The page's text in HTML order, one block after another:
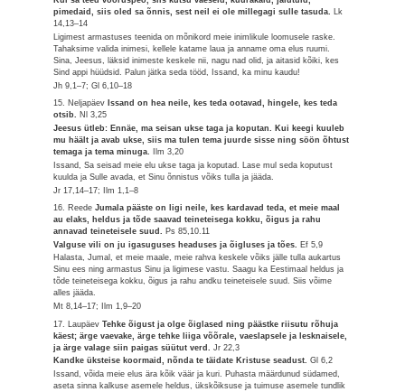
pimedaid, siis oled sa õnnis, sest neil ei ole millegagi sulle tasuda. Lk
14,13–14
Ligimest armastuses teenida on mõnikord meie inimlikule loomusele raske.
Tahaksime valida inimesi, kellele katame laua ja anname oma elus ruumi.
Sina, Jeesus, läksid inimeste keskele nii, nagu nad olid, ja aitasid kõiki, kes
Sind appi hüüdsid. Palun jätka seda tööd, Issand, ka minu kaudu!
Jh 9,1–7; Gl 6,10–18
15. Neljapäev Issand on hea neile, kes teda ootavad, hingele, kes teda
otsib. Nl 3,25
Jeesus ütleb: Ennäe, ma seisan ukse taga ja koputan. Kui keegi kuuleb
mu häält ja avab ukse, siis ma tulen tema juurde sisse ning söön õhtust
temaga ja tema minuga.
Ilm 3,20
Issand, Sa seisad meie elu ukse taga ja koputad. Lase mul seda koputust
kuulda ja Sulle avada, et Sinu õnnistus võiks tulla ja jääda.
Jr 17,14–17; Ilm 1,1–8
16. ReedeJumala pääste on ligi neile, kes kardavad teda, et meie maal
au elaks, heldus ja tõde saavad teineteisega kokku, õigus ja rahu
annavad teineteisele suud. Ps 85,10.11
Valguse vili on ju igasuguses headuses ja õigluses ja tões. Ef 5,9
Halasta, Jumal, et meie maale, meie rahva keskele võiks jälle tulla aukartus
Sinu ees ning armastus Sinu ja ligimese vastu. Saagu ka Eestimaal heldus ja
tõde teineteisega kokku, õigus ja rahu andku teineteisele suud. Siis võime
alles jääda.
Mt 8,14–17; Ilm 1,9–20
17. LaupäevTehke õigust ja olge õiglased ning päästke riisutu rõhuja
käest; ärge vaevake, ärge tehke liiga võõrale, vaeslapsele ja lesknaisele,
ja ärge valage siin paigas süütut verd.Jr 22,3
Kandke üksteise koormaid, nõnda te täidate Kristuse seadust.Gl 6,2
Issand, võida meie elus ära kõik väär ja kuri. Puhasta määrdunud südamed,
aseta sinna kalkuse asemele heldus, ükskõiksuse ja tuimuse asemele tundlik